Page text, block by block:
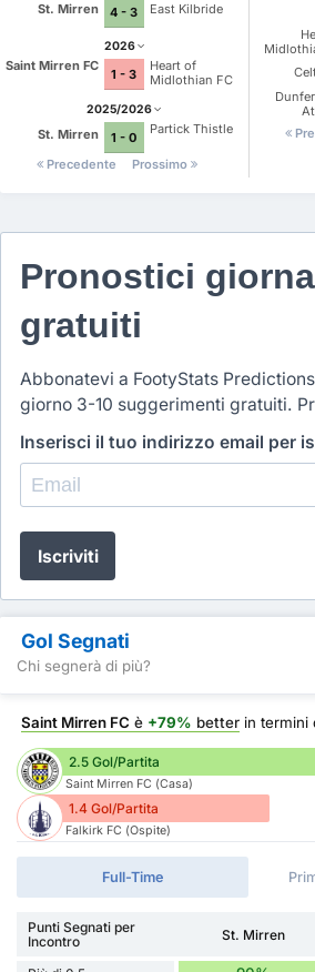
St. Mirren
4 - 3 East Kilbride
2026
Saint Mirren FC
1 - 3
Heart of
Midlothian FC
2025/2026
St. Mirren 1 - 0
Partick Thistle
Precedente Prossimo
Pronostici
gratuiti
Abbonatevi a FootyStats
giorno 3-10 suggerimenti gratuiti.
Inserisci il tuo indirizzo email per
Iscriviti
Gol Segnati
Chi segnerà di più?
Saint Mirren FC è +79% better in termini
2.5 Gol/Partita
Saint Mirren FC (Casa)
1.4 Gol/Partita
Falkirk FC (Ospite)
Full-Time
Punti Segnati per
Incontro
St. Mirren